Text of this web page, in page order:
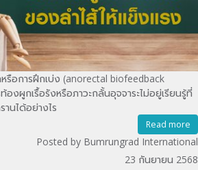
รือการฝึกเบ่ง (anorectal biofeedback
งผูกเรื้อรังหรือภาวะกลั้นอุจจาระไม่อยู่เรียนรู้ที่
นได้อย่างไร
Read more
Posted by Bumrungrad International
23 กันยายน 2568